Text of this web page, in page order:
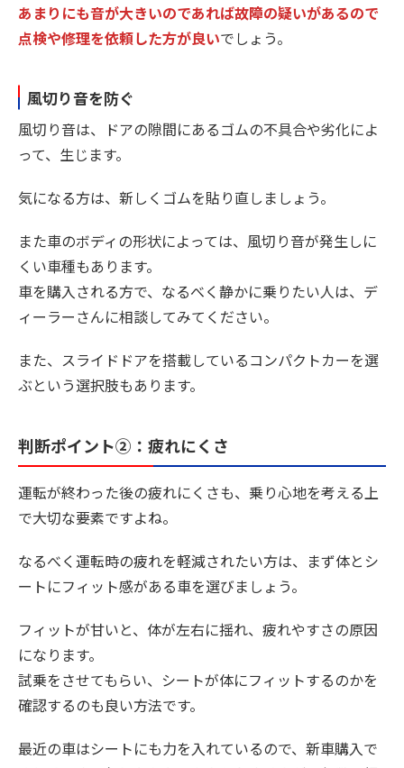
あまりにも音が大きいのであれば故障の疑いがあるので
点検や修理を依頼した方が良いでしょう。
風切り音を防ぐ
風切り音は、ドアの隙間にあるゴムの不具合や劣化によ
って、生じます。
気になる方は、新しくゴムを貼り直しましょう。
また車のボディの形状によっては、風切り音が発生しに
くい車種もあります。
車を購入される方で、なるべく静かに乗りたい人は、デ
ィーラーさんに相談してみてください。
また、スライドドアを搭載しているコンパクトカーを選
ぶという選択肢もあります。
判断ポイント②：疲れにくさ
運転が終わった後の疲れにくさも、乗り心地を考える上
で大切な要素ですよね。
なるべく運転時の疲れを軽減されたい方は、まず体とシ
ートにフィット感がある車を選びましょう。
フィットが甘いと、体が左右に揺れ、疲れやすさの原因
になります。
試乗をさせてもらい、シートが体にフィットするのかを
確認するのも良い方法です。
最近の車はシートにも力を入れているので、新車購入で